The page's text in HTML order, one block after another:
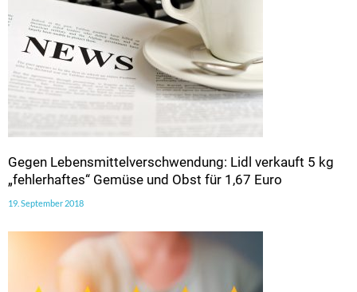
Gegen Lebensmittelverschwendung: Lidl verkauft 5 kg
„fehlerhaftes“ Gemüse und Obst für 1,67 Euro
19. September 2018